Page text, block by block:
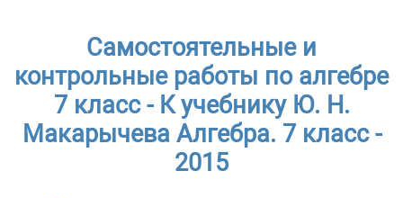
Самостоятельные и
контрольные работы по алгебре
7 класс - К учебнику Ю. Н.
Макарычева Алгебра. 7 класс -
2015